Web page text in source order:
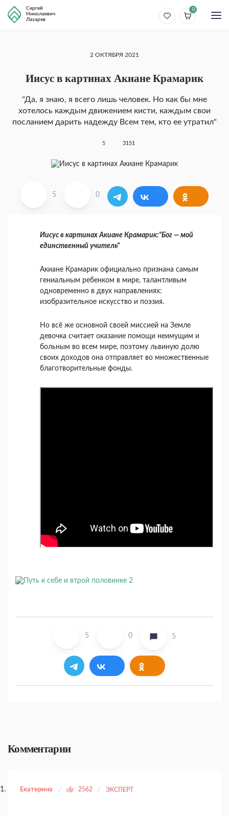
Сергей
Николаевич
Лазарев
0
2 ОКТЯБРЯ 2021
Иисус в картинах Акиане Крамарик
"Да, я знаю, я всего лишь человек. Но как бы мне
хотелось каждым движением кисти, каждым свои
посланием дарить надежду Всем тем, кто ее утратил"
5 3151
5 0
Иисус в картинах Акиане Крамарик:"Бог — мой
единственный учитель"
Акиане Крамарик официально признана самым
гениальным ребенком в мире, талантливым
одновременно в двух направлениях:
изобразительное искусство и поэзия.
Но всё же основной своей миссией на Земле
девочка считает оказание помощи неимущим и
больным во всем мире, поэтому львиную долю
своих доходов она отправляет во множественные
благотворительные фонды.
5 0 5
Комментарии
Екатерина 2562 ЭКСПЕРТ